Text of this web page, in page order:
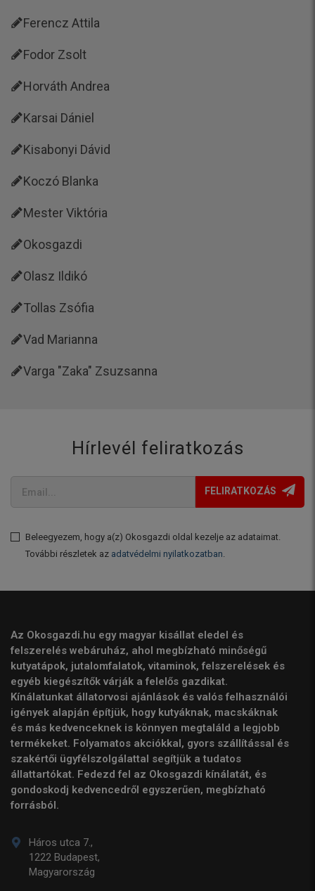
Ferencz Attila
Fodor Zsolt
Horváth Andrea
Karsai Dániel
Kisabonyi Dávid
Koczó Blanka
Mester Viktória
Okosgazdi
Olasz Ildikó
Tollas Zsófia
Vad Marianna
Varga "Zaka" Zsuzsanna
Hírlevél feliratkozás
FELIRATKOZÁS
Beleegyezem, hogy a(z) Okosgazdi oldal kezelje az adataimat.
További részletek az adatvédelmi nyilatkozatban.
Az Okosgazdi.hu egy magyar kisállat eledel és
felszerelés webáruház, ahol megbízható minőségű
kutyatápok, jutalomfalatok, vitaminok, felszerelések és
egyéb kiegészítők várják a felelős gazdikat.
Kínálatunkat állatorvosi ajánlások és valós felhasználói
igények alapján építjük, hogy kutyáknak, macskáknak
és más kedvenceknek is könnyen megtaláld a legjobb
termékeket. Folyamatos akciókkal, gyors szállítással és
szakértői ügyfélszolgálattal segítjük a tudatos
állattartókat. Fedezd fel az Okosgazdi kínálatát, és
gondoskodj kedvencedről egyszerűen, megbízható
forrásból.
Háros utca 7.,
1222 Budapest,
Magyarország